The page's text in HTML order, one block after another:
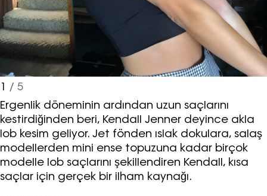
1 / 5
Ergenlik döneminin ardından uzun saçlarını
kestirdiğinden beri, Kendall Jenner deyince akla
lob kesim geliyor. Jet fönden ıslak dokulara, salaş
modellerden mini ense topuzuna kadar birçok
modelle lob saçlarını şekillendiren Kendall, kısa
saçlar için gerçek bir ilham kaynağı.